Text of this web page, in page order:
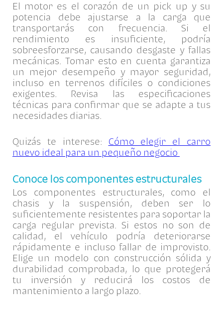
El motor es el corazón de un pick up y su
potencia debe ajustarse a la carga que
transportarás con frecuencia. Si el
rendimiento es insuficiente, podría
sobreesforzarse, causando desgaste y fallas
mecánicas. Tomar esto en cuenta garantiza
un mejor desempeño y mayor seguridad,
incluso en terrenos difíciles o condiciones
exigentes. Revisa las especificaciones
técnicas para confirmar que se adapte a tus
necesidades diarias.
Quizás te interese: Cómo elegir el carro
nuevo ideal para un pequeño negocio
Conoce los componentes estructurales
Los componentes estructurales, como el
chasis y la suspensión, deben ser lo
suficientemente resistentes para soportar la
carga regular prevista. Si estos no son de
calidad, el vehículo podría deteriorarse
rápidamente e incluso fallar de improvisto.
Elige un modelo con construcción sólida y
durabilidad comprobada, lo que protegerá
tu inversión y reducirá los costos de
mantenimiento a largo plazo.